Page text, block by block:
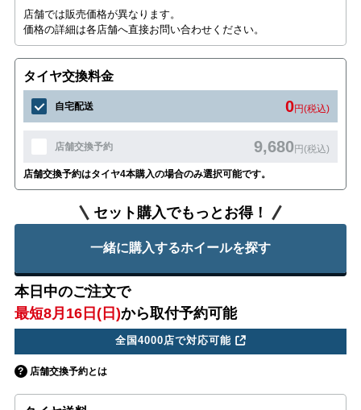
店舗では販売価格が異なります。
価格の詳細は各店舗へ直接お問い合わせください。
タイヤ交換料金
自宅配送 0円(税込)
店舗交換予約 9,680円(税込)
店舗交換予約はタイヤ4本購入の場合のみ選択可能です。
セット購入でもっとお得！
一緒に購入するホイールを探す
本日中のご注文で
最短8月16日(日)から取付予約可能
全国4000店で対応可能
店舗交換予約とは